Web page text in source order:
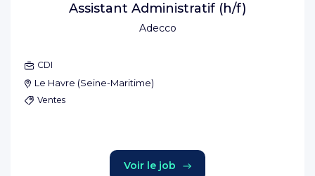
Adecco
Assistant Administratif (h/f)
CDI
Le Havre (Seine-Maritime)
Ventes
Voir le job